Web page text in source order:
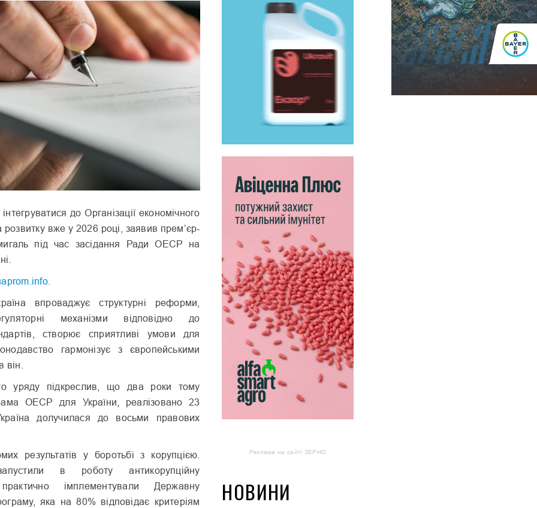
до Організації економічного
розвитку вже у 2026 році, заявив прем’єр-
під час засідання Ради ОЕСР на
впроваджує структурні реформи,
механізми відповідно до
створює сприятливі умови для
гармонізує з європейськими
уряду підкреслив, що два роки тому
ОЕСР для України, реалізовано 23
долучилася до восьми правових
результатів у боротьбі з корупцією.
в роботу антикорупційну
практично імплементували Державну
яка на 80% відповідає критеріям
Реклама на сайті ЗЕРНО
НОВИНИ